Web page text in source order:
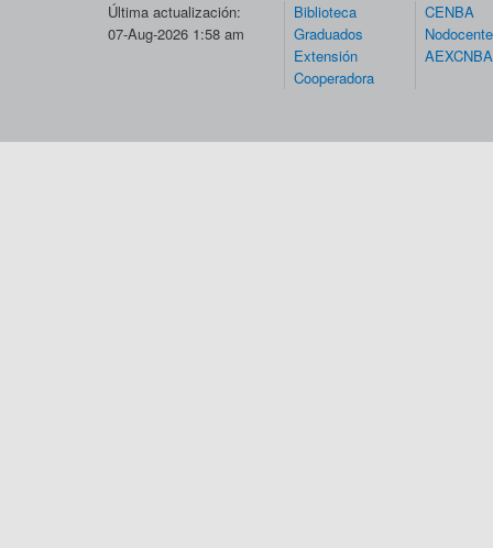
Última actualización:
07-Aug-2026 1:58 am
Biblioteca
Graduados
Extensión
Cooperadora
CENBA
AEXCNBA